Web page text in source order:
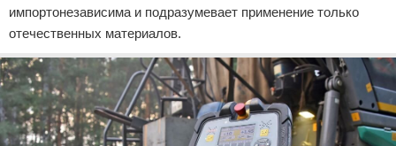
импортонезависима и подразумевает применение только
отечественных материалов.